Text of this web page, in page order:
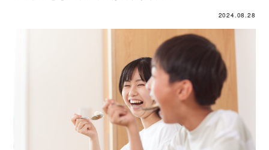
2024.08.28